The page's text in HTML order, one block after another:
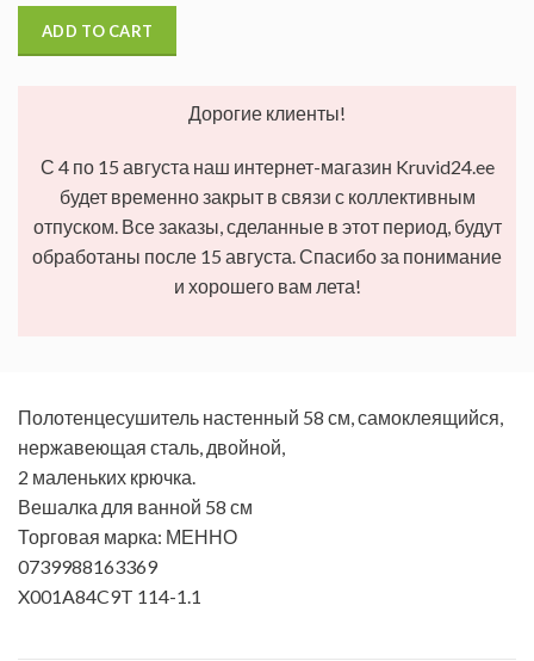
ADD TO CART
Дорогие клиенты!
С 4 по 15 августа наш интернет-магазин Kruvid24.ee
будет временно закрыт в связи с коллективным
отпуском. Все заказы, сделанные в этот период, будут
обработаны после 15 августа. Спасибо за понимание
и хорошего вам лета!
Полотенцесушитель настенный 58 см, самоклеящийся,
нержавеющая сталь, двойной,
2 маленьких крючка.
Вешалка для ванной 58 см
Торговая марка: МЕННО
0739988163369
X001A84C9T 114-1.1